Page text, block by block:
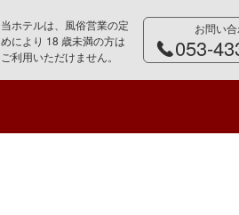
当ホテルは、風俗営業の定
めにより 18 歳未満の方は
ご利用いただけません。
お問い
053-